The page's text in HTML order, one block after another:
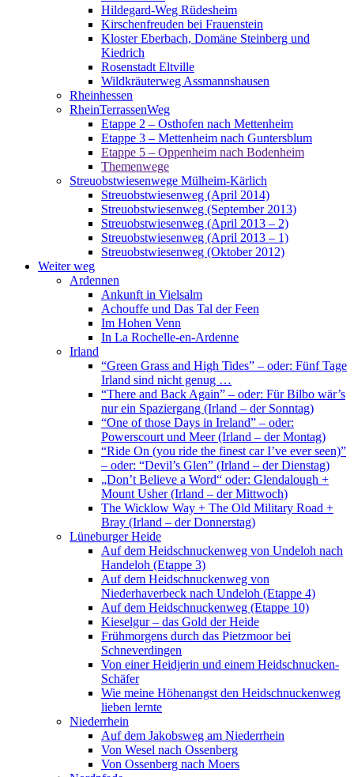
Hildegard-Weg Rüdesheim
Kirschenfreuden bei Frauenstein
Kloster Eberbach, Domäne Steinberg und
Kiedrich
Rosenstadt Eltville
Wildkräuterweg Assmannshausen
Rheinhessen
RheinTerrassenWeg
Etappe 2 – Osthofen nach Mettenheim
Etappe 3 – Mettenheim nach Guntersblum
Etappe 5 – Oppenheim nach Bodenheim
Themenwege
Streuobstwiesenwege Mülheim-Kärlich
Streuobstwiesenweg (April 2014)
Streuobstwiesenweg (September 2013)
Streuobstwiesenweg (April 2013 – 2)
Streuobstwiesenweg (April 2013 – 1)
Streuobstwiesenweg (Oktober 2012)
Weiter weg
Ardennen
Ankunft in Vielsalm
Achouffe und Das Tal der Feen
Im Hohen Venn
In La Rochelle-en-Ardenne
Irland
“Green Grass and High Tides” – oder: Fünf Tage
Irland sind nicht genug …
“There and Back Again” – oder: Für Bilbo wär’s
nur ein Spaziergang (Irland – der Sonntag)
“One of those Days in Ireland” – oder:
Powerscourt und Meer (Irland – der Montag)
“Ride On (you ride the finest car I’ve ever seen)”
– oder: “Devil’s Glen” (Irland – der Dienstag)
„Don’t Believe a Word“ oder: Glendalough +
Mount Usher (Irland – der Mittwoch)
The Wicklow Way + The Old Military Road +
Bray (Irland – der Donnerstag)
Lüneburger Heide
Auf dem Heidschnuckenweg von Undeloh nach
Handeloh (Etappe 3)
Auf dem Heidschnuckenweg von
Niederhaverbeck nach Undeloh (Etappe 4)
Auf dem Heidschnuckenweg (Etappe 10)
Kieselgur – das Gold der Heide
Frühmorgens durch das Pietzmoor bei
Schneverdingen
Von einer Heidjerin und einem Heidschnucken-
Schäfer
Wie meine Höhenangst den Heidschnuckenweg
lieben lernte
Niederrhein
Auf dem Jakobsweg am Niederrhein
Von Wesel nach Ossenberg
Von Ossenberg nach Moers